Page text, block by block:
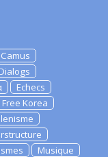
Camus
Dialogs
Echecs
Free Korea
Musique